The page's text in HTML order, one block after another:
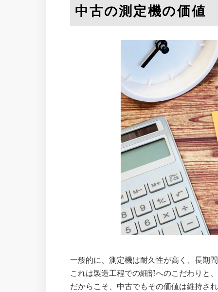
中古の測定機の価値
一般的に、測定機は耐久性が高く、長期
これは製造工程での細部へのこだわりと
だからこそ、中古でもその価値は維持さ